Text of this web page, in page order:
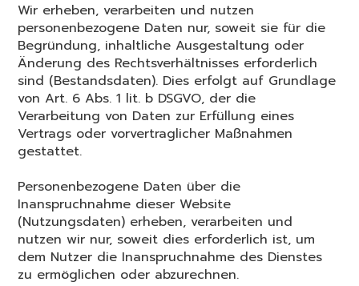
Wir erheben, verarbeiten und nutzen
personenbezogene Daten nur, soweit sie für die
Begründung, inhaltliche Ausgestaltung oder
Änderung des Rechtsverhältnisses erforderlich
sind (Bestandsdaten). Dies erfolgt auf Grundlage
von Art. 6 Abs. 1 lit. b DSGVO, der die
Verarbeitung von Daten zur Erfüllung eines
Vertrags oder vorvertraglicher Maßnahmen
gestattet.
Personenbezogene Daten über die
Inanspruchnahme dieser Website
(Nutzungsdaten) erheben, verarbeiten und
nutzen wir nur, soweit dies erforderlich ist, um
dem Nutzer die Inanspruchnahme des Dienstes
zu ermöglichen oder abzurechnen.